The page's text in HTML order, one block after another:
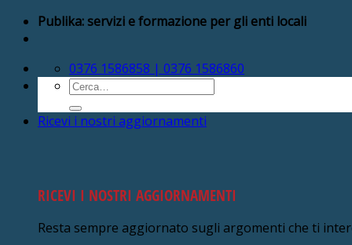
Salta Publika: servizi e formazione per gli enti locali
0376 1586858 | 0376 1586860
Cerca:
Ricevi i nostri aggiornamenti
RICEVI I NOSTRI AGGIORNAMENTI
Resta sempre aggiornato sugli argomenti che ti